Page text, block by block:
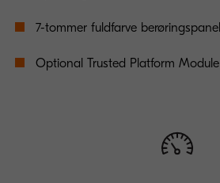
7-tommer fuldfarve berøringspanel
Optional Trusted Platform Module